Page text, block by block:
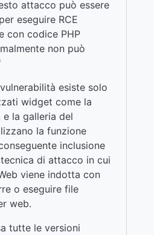
attacco può essere
eseguire RCE
con codice PHP
non può
esiste solo
widget come la
la galleria del
la funzione
inclusione
di attacco in cui
viene indotta con
o eseguire file
web.
tutte le versioni